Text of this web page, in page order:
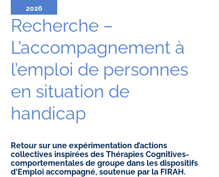
2026
Recherche –
L’accompagnement à
l’emploi de personnes
en situation de
handicap
Retour sur une expérimentation d’actions
collectives inspirées des Thérapies Cognitives-
comportementales de groupe dans les dispositifs
d'Emploi accompagné, soutenue par la FIRAH.